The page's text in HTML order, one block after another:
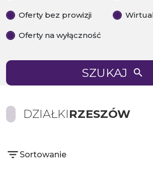
Oferty bez prowizji
Oferty na wyłączność
SZUKAJ
DZIAŁKIRZESZÓW
Sortowanie